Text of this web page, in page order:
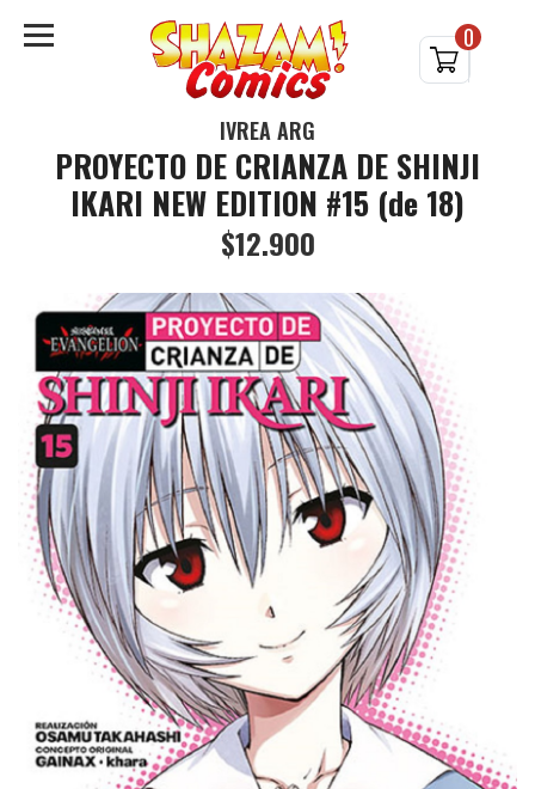
0
IVREA ARG
PROYECTO DE CRIANZA DE SHINJI
IKARI NEW EDITION #15 (de 18)
$12.900